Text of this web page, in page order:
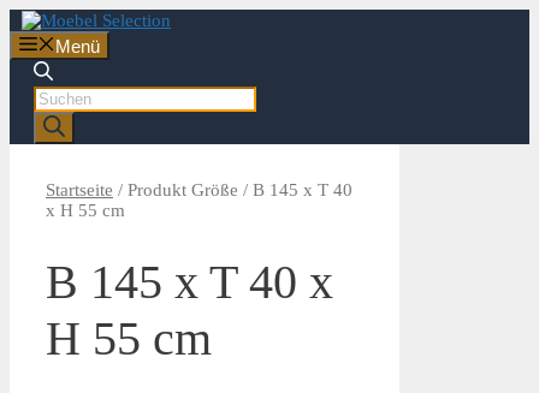
Zum
Inhalt
springen
Menü
Products
search
Startseite / Produkt Größe / B 145 x T 40
x H 55 cm
B 145 x T 40 x
H 55 cm